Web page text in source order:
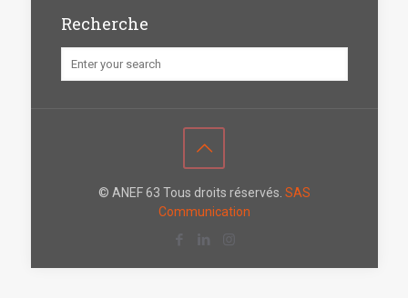
Recherche
© ANEF 63 Tous droits réservés. SAS
Communication